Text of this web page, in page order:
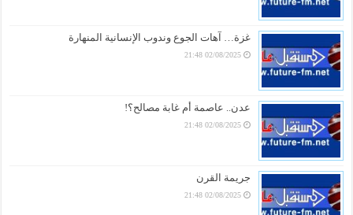
أزمة مياه طاحنة ومئات البيوت المزالة بالكامل.. السلطات اليابانية تكشف
الخسائر الثقيلة لزلزال كيوشو
05/08/2026 18:26
أزمة الخدمات والرواتب تفجر الشارع بالضالع.. هتافات تندد بـ”الوصاية
السعودية” وتتوعد بخطوات تصعيدية أوسع
05/08/2026 18:03
الغاز الأوروبي يقفز 19% في يوليو ويسجل أعلى مستوى منذ مطلع 2023
غزة… آهات الجوع وندوب الإنسانية المنهارة
02/08/2025 21:48
عدن.. عاصمة أم غابة مصالح؟!
02/08/2025 21:48
جريمة القرن
02/08/2025 21:48